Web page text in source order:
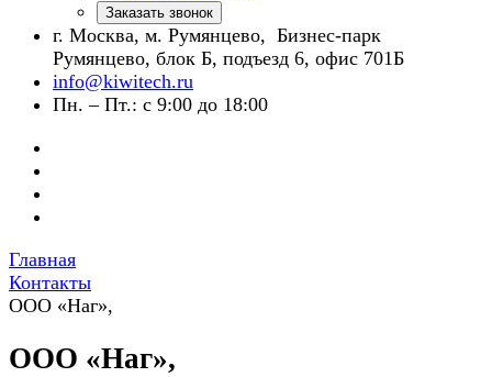
Заказать звонок
г. Москва, м. Румянцево, Бизнес-парк
Румянцево, блок Б, подъезд 6, офис 701Б
info@kiwitech.ru
Пн. – Пт.: с 9:00 до 18:00
Главная
Контакты
ООО «Наг»,
ООО «Наг»,